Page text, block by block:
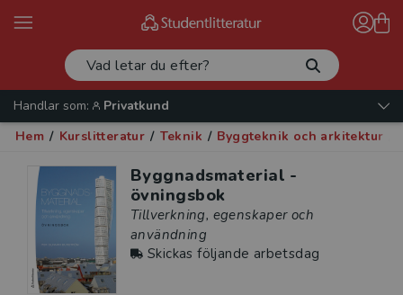
Handlar som:
Privatkund
Hem / Kurslitteratur / Teknik / Byggteknik och arkitektur
Byggnadsmaterial -
övningsbok
Tillverkning, egenskaper och
användning
Skickas följande arbetsdag